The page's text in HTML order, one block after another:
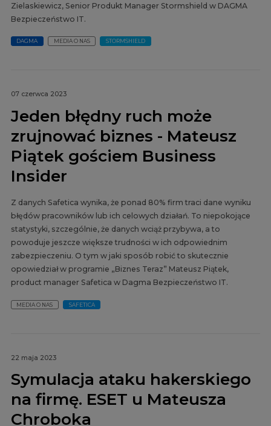
Zielaskiewicz, Senior Produkt Manager Stormshield w DAGMA
Bezpieczeństwo IT.
DAGMA MEDIA O NAS STORMSHIELD
07 czerwca 2023
Jeden błędny ruch może
zrujnować biznes - Mateusz
Piątek gościem Business
Insider
Z danych Safetica wynika, że ponad 80% firm traci dane wyniku
błędów pracowników lub ich celowych działań. To niepokojące
statystyki, szczególnie, że danych wciąż przybywa, a to
powoduje jeszcze większe trudności w ich odpowiednim
zabezpieczeniu. O tym w jaki sposób robić to skutecznie
opowiedział w programie „Biznes Teraz” Mateusz Piątek,
product manager Safetica w Dagma Bezpieczeństwo IT.
MEDIA O NAS SAFETICA
22 maja 2023
Symulacja ataku hakerskiego
na firmę. ESET u Mateusza
Chroboka